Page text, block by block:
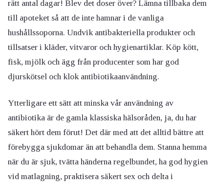
rätt antal dagar! Blev det doser över? Lämna tillbaka dem
till apoteket så att de inte hamnar i de vanliga
hushållssoporna. Undvik antibakteriella produkter och
tillsatser i kläder, vitvaror och hygienartiklar. Köp kött,
fisk, mjölk och ägg från producenter som har god
djurskötsel och klok antibiotikaanvändning.
Ytterligare ett sätt att minska vår användning av
antibiotika är de gamla klassiska hälsoråden, ja, du har
säkert hört dem förut! Det där med att det alltid bättre att
förebygga sjukdomar än att behandla dem. Stanna hemma
när du är sjuk, tvätta händerna regelbundet, ha god hygien
vid matlagning, praktisera säkert sex och delta i